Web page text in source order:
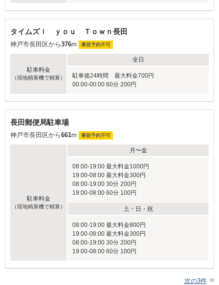
タイムズｉ ｙｏｕ Ｔｏｗｎ長田
神戸市長田区から376m 事前予約不可
駐車料金
（現地精算機で精算）
全日
駐車後24時間 最大料金700円
00:00-00:00 60分 200円
長田郵便局駐車場
神戸市長田区から661m 事前予約不可
駐車料金
（現地精算機で精算）
月〜金
08:00-19:00 最大料金1000円
19:00-08:00 最大料金300円
08:00-19:00 30分 200円
19:00-08:00 60分 100円
土・日・祝
08:00-19:00 最大料金800円
19:00-08:00 最大料金300円
08:00-19:00 30分 200円
19:00-08:00 60分 100円
次の3件